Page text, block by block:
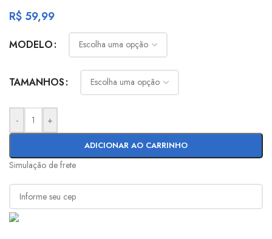
R$ 59,99
MODELO
TAMANHOS
- +
ADICIONAR AO CARRINHO
Simulação de frete